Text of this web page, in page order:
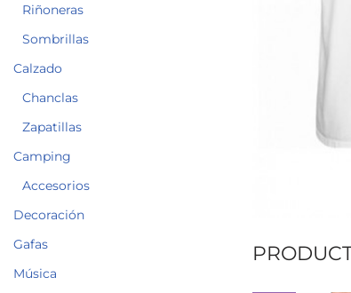
Riñoneras
Sombrillas
Calzado
Chanclas
Zapatillas
Camping
Accesorios
Decoración
Gafas
Música